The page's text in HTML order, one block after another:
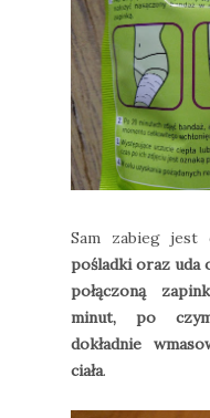
Sam zabieg jest
pośladki oraz uda
połączoną
minut, po
dokładnie
ciała.